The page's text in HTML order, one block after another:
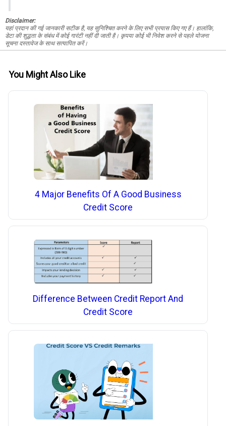
Disclaimer:
यहां प्रदान की गई जानकारी सटीक है, यह सुनिश्चित करने के लिए सभी प्रयास किए गए हैं। हालांकि,
डेटा की शुद्धता के संबंध में कोई गारंटी नहीं दी जाती है। कृपया कोई भी निवेश करने से पहले योजना
सूचना दस्तावेज के साथ सत्यापित करें।
You Might Also Like
4 Major Benefits Of A Good Business
Credit Score
Difference Between Credit Report And
Credit Score